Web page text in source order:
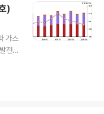
증한도 우대 및 보증료
물류 차질 장기화로 운임
비 지원 확대 방안을 관
)
가스
전
금